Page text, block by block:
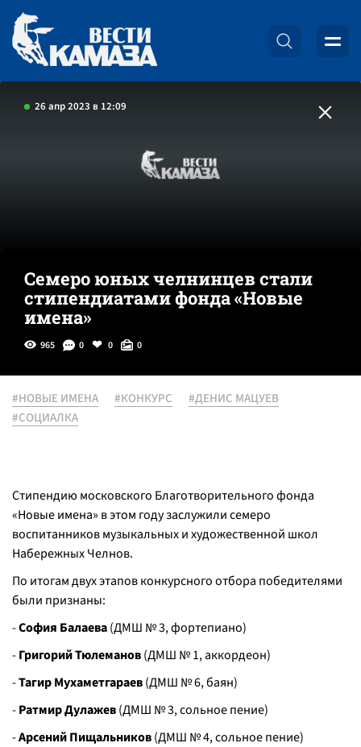
26 апр 2023 в 12:09
Семеро юных челнинцев стали
стипендиатами фонда «Новые
имена»
965 0 0 0
#НОВЫЕ ИМЕНА #КОНКУРС
#ДЕНИС МАЦУЕВ
#СОЦИАЛКА
Стипендию московского Благотворительного фонда
«Новые имена» в этом году заслужили семеро
воспитанников музыкальных и художественной школ
Набережных Челнов.
По итогам двух этапов конкурсного отбора победителями
были признаны:
-София Балаева(ДМШ № 3, фортепиано)
-Григорий Тюлеманов(ДМШ № 1, аккордеон)
-Тагир Мухаметгараев(ДМШ № 6, баян)
-Ратмир Дулажев(ДМШ № 3, сольное пение)
-Арсений Пищальников(ДМШ № 4, сольное пение)